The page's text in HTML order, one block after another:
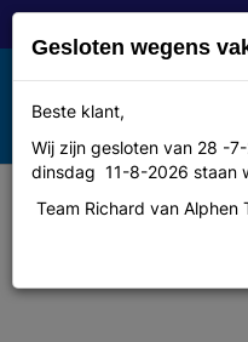
Toggle
navigation
MENU
Shimano
Gesloten wegens
Beste klant,
Wij zijn gesloten van 28 -
dinsdag 11-8-2026 staan
Team Richard van Alphen